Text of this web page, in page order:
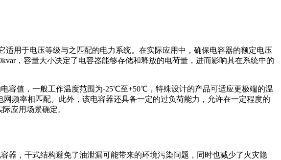
适用于电压等级与之匹配的电力系统。在实际应用中，确保电容器的额定电压
，容量大小决定了电容器能够存储和释放的电荷量，进而影响其在系统中的
容值，一般工作温度范围为-25℃至+50℃，特殊设计的产品可适应更极端的温
频率相匹配。此外，该电容器还具备一定的过负荷能力，允许在一定程度的
应用场景确定。
器，干式结构避免了油泄漏可能带来的环境污染问题，同时也减少了火灾隐